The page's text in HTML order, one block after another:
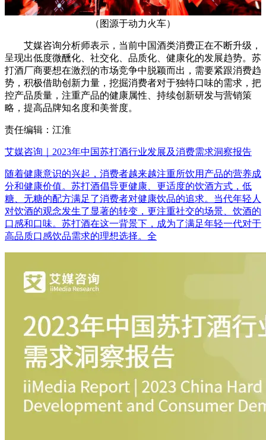
（图源于动力火车）
艾媒咨询分析师表示，当前中国酒类消费正在不断升级，
呈现出低度微醺化、社交化、品质化、健康化的发展趋势。苏
打酒厂商要想在激烈的市场竞争中脱颖而出，需要紧跟消费趋
势，积极借助创新力量，挖掘消费者对于独特口味的需求，把
控产品质量，注重产品的健康属性、持续创新研发与营销策
略，提高品牌知名度和美誉度。
责任编辑：江淮
艾媒咨询｜2023年中国苏打酒行业发展及消费需求洞察报告
随着健康意识的兴起，消费者越来越注重所饮用产品的营养成
分和健康价值。苏打酒倡导更健康、更适度的饮酒方式，低
糖、无糖的配方满足了消费者对健康饮品的追求。当代年轻人
对饮酒的观念发生了显著的转变，更注重社交的场景、饮酒的
口感和口味。苏打酒在这一背景下，成为了满足年轻一代对于
高品质口感饮品需求的理想选择。全